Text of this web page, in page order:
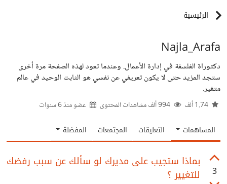
الرئيسية
Najla_Arafa
دكتوراة الفلسفة في إدارة الأعمال. وعندما تعود لهذه الصفحة مرة أخرى
ستجد المزيد حتى لا يكون تعريفي عن نفسي هو الثابت الوحيد في عالم
متغير.
عضو منذ6 سنوات
المساهمات التعليقات المجتمعات المفضلة
3
بماذا ستجيب على مديرك لو سألك عن سبب رفضك
للتغيير ؟